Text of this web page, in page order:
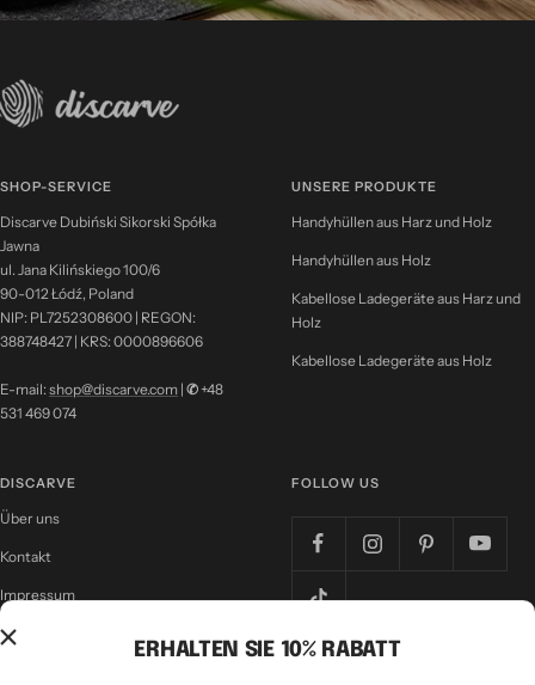
ERHALTEN SIE 10% RABATT
SHOP-SERVICE
Discarve Dubiński Sikorski Spółka
Jawna
ul. Jana Kilińskiego 100/6
90-012 Łódź, Poland
NIP: PL7252308600 | REGON:
388748427 | KRS: 0000896606
E-mail: shop@discarve.com | ✆+48
531 469 074
UNSERE PRODUKTE
Handyhüllen aus Harz und Holz
Handyhüllen aus Holz
Kabellose Ladegeräte aus Harz und
Holz
Kabellose Ladegeräte aus Holz
DISCARVE
Über uns
Kontakt
Impressum
Nutzungsbedingungen
FOLLOW US